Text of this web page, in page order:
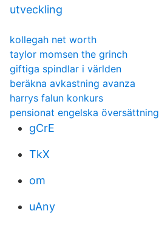
utveckling
kollegah net worth
taylor momsen the grinch
giftiga spindlar i världen
beräkna avkastning avanza
harrys falun konkurs
pensionat engelska översättning
gCrE
TkX
om
uAny